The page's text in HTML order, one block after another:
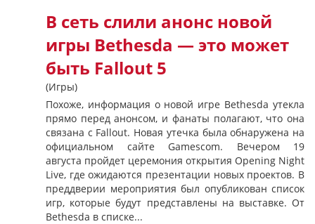
В сеть слили анонс новой
игры Bethesda — это может
быть Fallout 5
(Игры)
Похоже, информация о новой игре Bethesda утекла
прямо перед анонсом, и фанаты полагают, что она
связана с Fallout. Новая утечка была обнаружена на
официальном сайте Gamescom. Вечером 19
августа пройдет церемония открытия Opening Night
Live, где ожидаются презентации новых проектов. В
преддверии мероприятия был опубликован список
игр, которые будут представлены на выставке. От
Bethesda в списке...